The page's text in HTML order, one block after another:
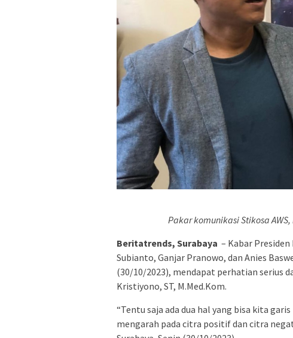
Pakar komunikasi Stikosa
Beritatrends, Surabaya – Kabar
Subianto, Ganjar Pranowo, dan Anies
(30/10/2023), mendapat perhatian serius
Kristiyono, ST, M.Med.Kom.
“Tentu saja ada dua hal yang bisa kita
mengarah pada citra positif dan citra